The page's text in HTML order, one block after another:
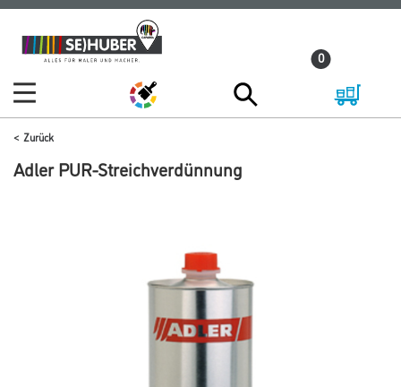
Zum
Inhalt
Zum
Navigationsmenü
0
Zurück
Adler PUR-Streichverdünnung